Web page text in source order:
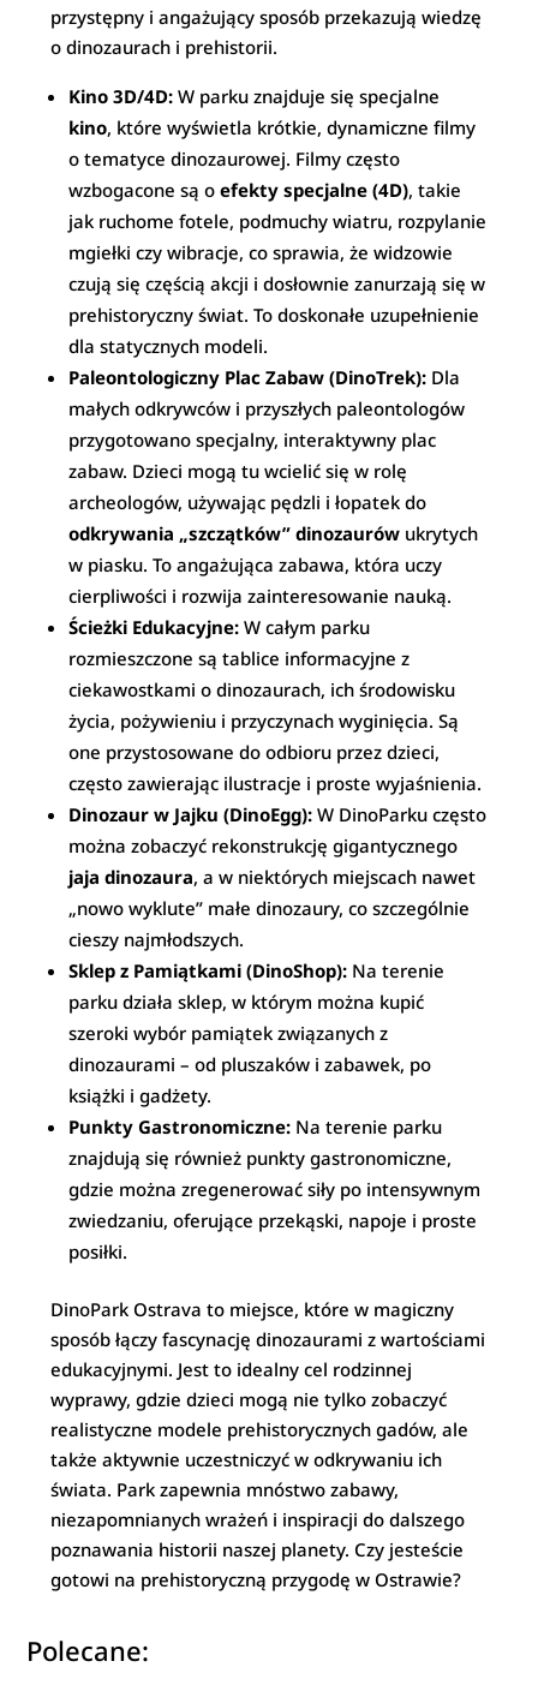
przystępny i angażujący sposób przekazują wiedzę
o dinozaurach i prehistorii.
Kino 3D/4D: W parku znajduje się specjalne
kino, które wyświetla krótkie, dynamiczne filmy
o tematyce dinozaurowej. Filmy często
wzbogacone są oefekty specjalne (4D), takie
jak ruchome fotele, podmuchy wiatru, rozpylanie
mgiełki czy wibracje, co sprawia, że widzowie
czują się częścią akcji i dosłownie zanurzają się w
prehistoryczny świat. To doskonałe uzupełnienie
dla statycznych modeli.
Paleontologiczny Plac Zabaw (DinoTrek): Dla
małych odkrywców i przyszłych paleontologów
przygotowano specjalny, interaktywny plac
zabaw. Dzieci mogą tu wcielić się w rolę
archeologów, używając pędzli i łopatek do
odkrywania „szczątków” dinozaurów ukrytych
w piasku. To angażująca zabawa, która uczy
cierpliwości i rozwija zainteresowanie nauką.
Ścieżki Edukacyjne: W całym parku
rozmieszczone są tablice informacyjne z
ciekawostkami o dinozaurach, ich środowisku
życia, pożywieniu i przyczynach wyginięcia. Są
one przystosowane do odbioru przez dzieci,
często zawierając ilustracje i proste wyjaśnienia.
Dinozaur w Jajku (DinoEgg): W DinoParku często
można zobaczyć rekonstrukcję gigantycznego
jaja dinozaura, a w niektórych miejscach nawet
„nowo wyklute” małe dinozaury, co szczególnie
cieszy najmłodszych.
Sklep z Pamiątkami (DinoShop): Na terenie
parku działa sklep, w którym można kupić
szeroki wybór pamiątek związanych z
dinozaurami – od pluszaków i zabawek, po
książki i gadżety.
Punkty Gastronomiczne: Na terenie parku
znajdują się również punkty gastronomiczne,
gdzie można zregenerować siły po intensywnym
zwiedzaniu, oferujące przekąski, napoje i proste
posiłki.
DinoPark Ostrava to miejsce, które w magiczny
sposób łączy fascynację dinozaurami z wartościami
edukacyjnymi. Jest to idealny cel rodzinnej
wyprawy, gdzie dzieci mogą nie tylko zobaczyć
realistyczne modele prehistorycznych gadów, ale
także aktywnie uczestniczyć w odkrywaniu ich
świata. Park zapewnia mnóstwo zabawy,
niezapomnianych wrażeń i inspiracji do dalszego
poznawania historii naszej planety. Czy jesteście
gotowi na prehistoryczną przygodę w Ostrawie?
Polecane: